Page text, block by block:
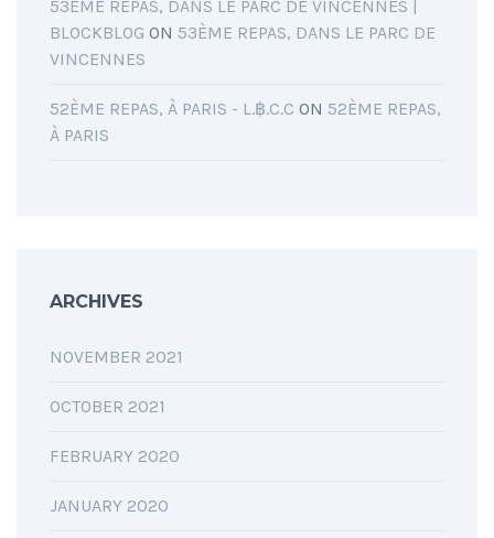
53ÈME REPAS, DANS LE PARC DE VINCENNES |
BLOCKBLOG ON 53ÈME REPAS, DANS LE PARC DE
VINCENNES
52ÈME REPAS, À PARIS - L.฿.C.C ON 52ÈME REPAS,
À PARIS
ARCHIVES
NOVEMBER 2021
OCTOBER 2021
FEBRUARY 2020
JANUARY 2020